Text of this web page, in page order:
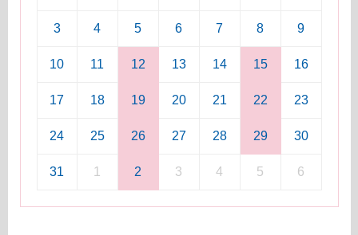
3 4 5 6 7 8 9
10 11 12 13 14 15 16
17 18 19 20 21 22 23
24 25 26 27 28 29 30
31 1 2 3 4 5 6